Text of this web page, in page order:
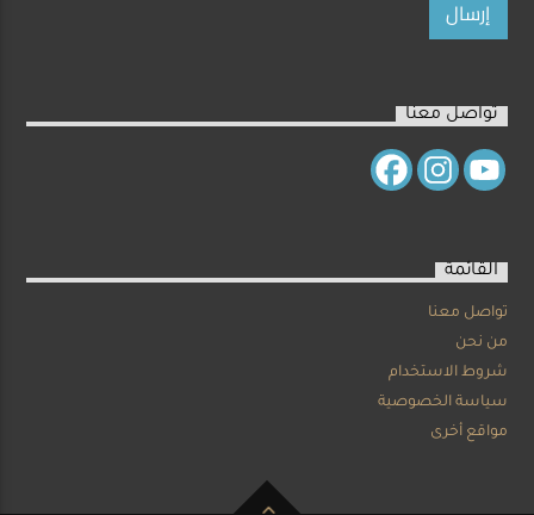
تواصل معنا
القائمة
تواصل معنا
من نحن
شروط الاستخدام
سياسة الخصوصية
مواقع أخرى